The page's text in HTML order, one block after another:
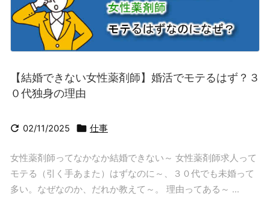
【結婚できない女性薬剤師】婚活でモテるはず？３
０代独身の理由
 02/11/2025  仕事
女性薬剤師ってなかなか結婚できない～ 女性薬剤師求人って
モテる（引く手あまた）はずなのに～、３０代でも未婚って
多い。なぜなのか、だれか教えて～。 理由ってある～ ...